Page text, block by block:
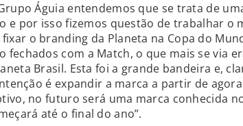
Águia entendemos que se trata de
e por isso fizemos questão de trabalhar o
o branding da Planeta na Copa do
fechados com a Match, o que mais se via
Brasil. Esta foi a grande bandeira e,
é expandir a marca a partir de
no futuro será uma marca conhecida
até o final do ano”.